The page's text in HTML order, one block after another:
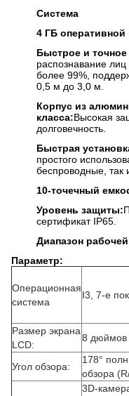
Система
4 ГБ
Быстрое и точное
распознавание лиц
более 99%,
0,5 м до 3,0 м.
Корпус из
класса:Высокая
долговечность.
Быстрая
простого
беспроводные, так
10-точечный
Уровень защиты:
сертификат IP65.
Диапазон
Параметр:
Операционная
система
I3, 7-е
Размер экрана
LCD:
8 дюймов
Угол обзора:
178°
обзора
3D-